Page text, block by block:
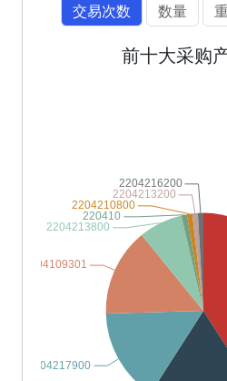
交易次数
数量
前十大采购